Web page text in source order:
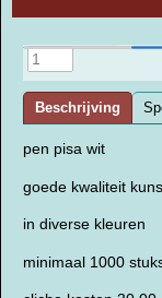
Beschrijving
pen pisa wit
goede kwaliteit
in diverse kleuren
minimaal 1000